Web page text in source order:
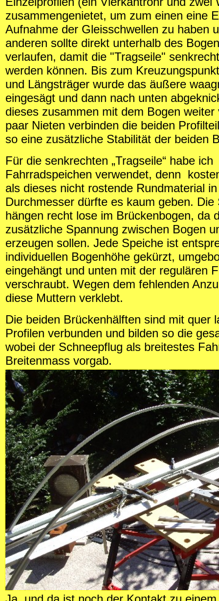
zusammengenietet, um zum einen eine
Aufnahme der Gleisschwellen zu haben
anderen sollte direkt unterhalb des
verlaufen, damit die "Tragseile"
werden können. Bis zum
und Längsträger wurde das äußere
eingesägt und dann nach unten
dieses zusammen mit dem Bogen weiter
paar Nieten verbinden die beiden
so eine zusätzliche Stabilität der beiden
Für die senkrechten „Tragseile“ habe ich
Fahrradspeichen verwendet, denn
als dieses nicht rostende Rundmaterial
Durchmesser dürfte es kaum geben. Die
hängen recht lose im Brückenbogen, da
zusätzliche Spannung zwischen Bogen
erzeugen sollen. Jede Speiche ist
individuellen Bogenhöhe gekürzt,
eingehängt und unten mit der regulären
verschraubt. Wegen dem fehlenden
diese Muttern verklebt.
Die beiden Brückenhälften sind mit quer
Profilen verbunden und bilden so die
wobei der Schneepflug als breitestes
Breitenmass vorgab.